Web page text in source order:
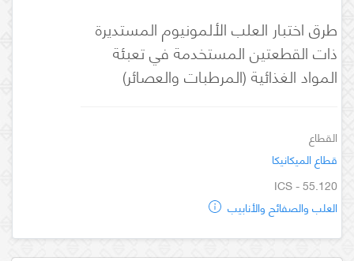
طرق اختبار العلب الألمونيوم المستديرة
ذات القطعتين المستخدمة في تعبئة
المواد الغذائية (المرطبات والعصائر)
القطاع
قطاع الميكانيكا
ICS - 55.120
العلب والصفائح والأنابيب